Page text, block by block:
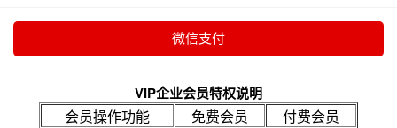
VIP企业会员特权说明
会员操作功能 免费会员
付费会员